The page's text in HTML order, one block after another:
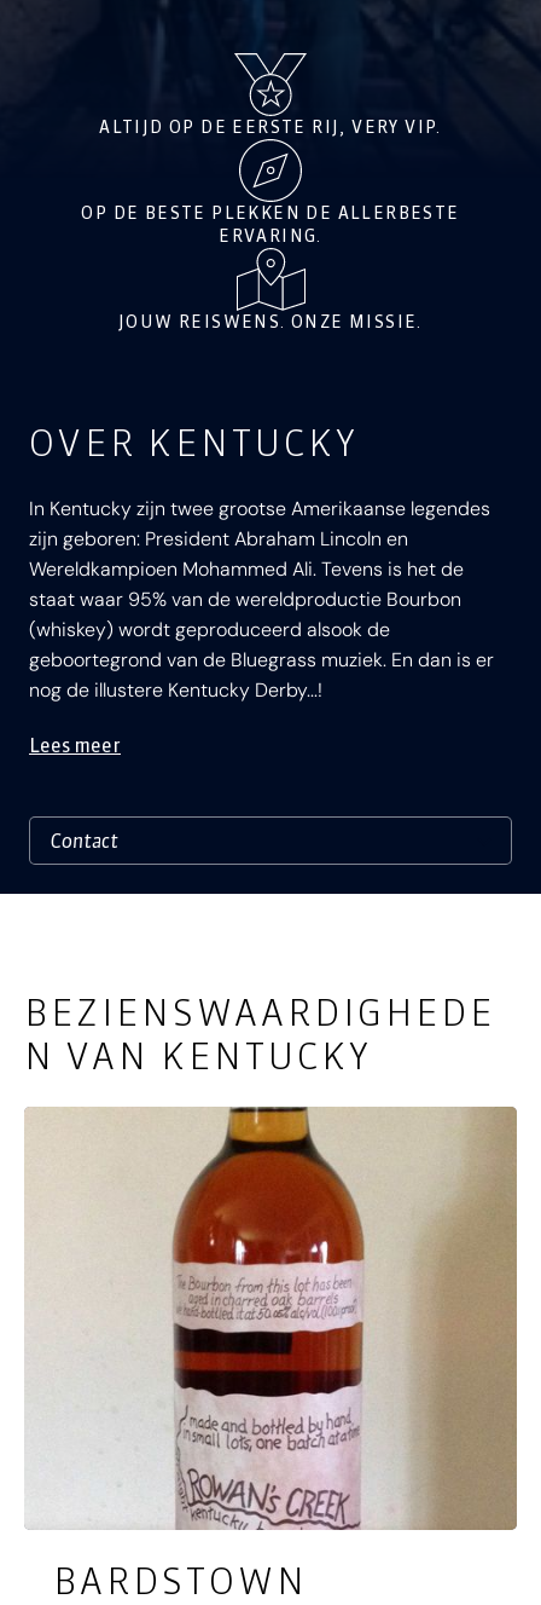
ALTIJD OP DE EERSTE RIJ, VERY VIP.
OP DE BESTE PLEKKEN DE ALLERBESTE
ERVARING.
JOUW REISWENS. ONZE MISSIE.
OVER KENTUCKY
In Kentucky zijn twee grootse Amerikaanse legendes
zijn geboren: President Abraham Lincoln en
Wereldkampioen Mohammed Ali. Tevens is het de
staat waar 95% van de wereldproductie Bourbon
(whiskey) wordt geproduceerd alsook de
geboortegrond van de Bluegrass muziek. En dan is er
nog de illustere Kentucky Derby...!
Lees meer
BEZIENSWAARDIGHEDE
N VAN KENTUCKY
BARDSTOWN